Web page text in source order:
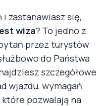
zastanawiasz się,
wiza? To jedno z
przez turystów
do Państwa
szczegółowe
wjazdu, wymagań
pozwalają na